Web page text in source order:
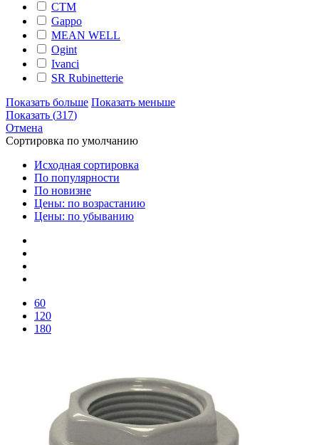
CTM
Gappo
MEAN WELL
Ogint
Ivanci
SR Rubinetterie
Показать больше Показать меньше
Показать (317)
Отмена
Сортировка по умолчанию
Исходная сортировка
По популярности
По новизне
Цены: по возрастанию
Цены: по убыванию
60
120
180